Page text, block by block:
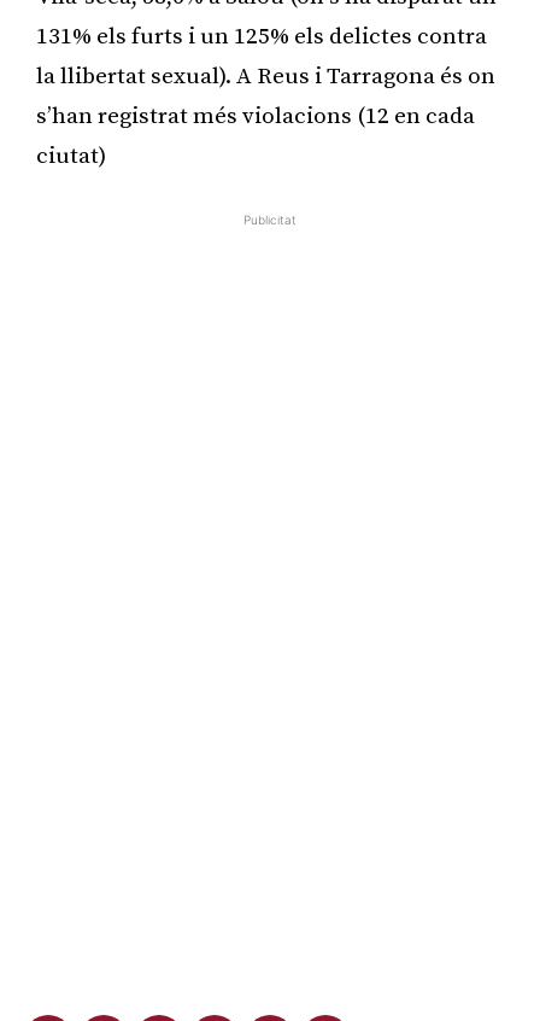
131% els furts i un 125% els delictes contra
la llibertat sexual). A Reus i Tarragona és on
s’han registrat més violacions (12 en cada
ciutat)
Publicitat